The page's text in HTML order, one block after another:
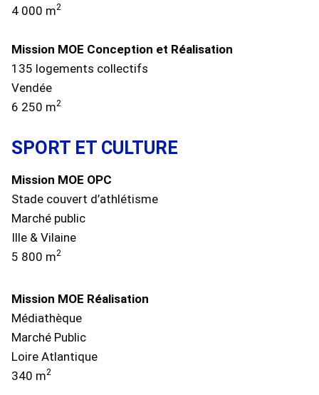
4 000 m2
Mission MOE Conception et Réalisation
135 logements collectifs
Vendée
6 250 m2
SPORT ET CULTURE
Mission MOE OPC
Stade couvert d’athlétisme
Marché public
Ille & Vilaine
5 800 m2
Mission MOE Réalisation
Médiathèque
Marché Public
Loire Atlantique
340 m2